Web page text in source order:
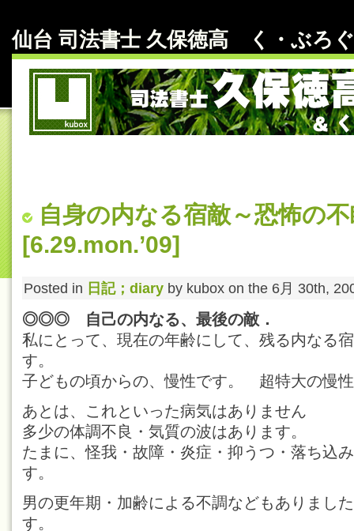
仙台 司法書士 久保徳高 く・ぶろ
自身の内なる宿敵～恐怖の
[6.29.mon.’09]
Posted in 日記；diaryby kubox on the 6月 30th,
◎◎◎ 自己の内なる、最後の敵．
私にとって、現在の年齢にして、残る内なる
す。
子どもの頃からの、慢性です。 超特大の慢
あとは、これといった病気はありません
多少の体調不良・気質の波はあります。
たまに、怪我・故障・炎症・抑うつ・落ち込
す。
男の更年期・加齢による不調などもありまし
す。